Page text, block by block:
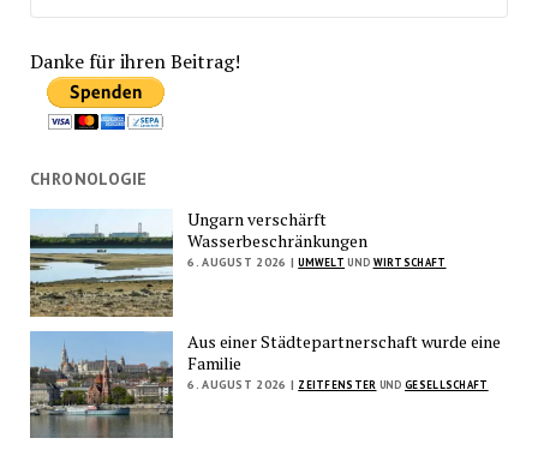
Danke für ihren Beitrag!
CHRONOLOGIE
Ungarn verschärft
Wasserbeschränkungen
6. AUGUST 2026 | UMWELT UND WIRTSCHAFT
Aus einer Städtepartnerschaft wurde eine
Familie
6. AUGUST 2026 | ZEITFENSTER UNDGESELLSCHAFT